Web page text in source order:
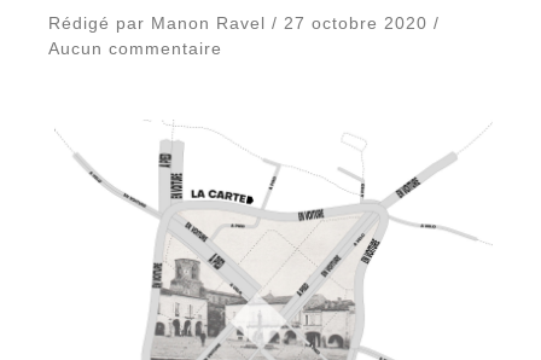
Rédigé par Manon Ravel / 27 octobre 2020 /
Aucun commentaire